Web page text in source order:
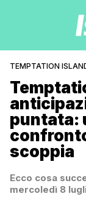
TEMPTATION
puntata:
scoppia
Ecco cosa
mercoledì 8